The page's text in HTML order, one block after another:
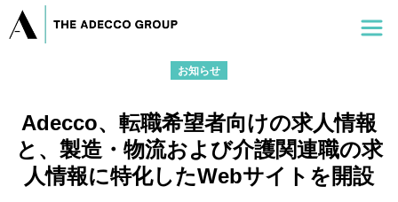
お知らせ
Adecco、転職希望者向けの求人情報
と、製造・物流および介護関連職の求
人情報に特化したWebサイトを開設